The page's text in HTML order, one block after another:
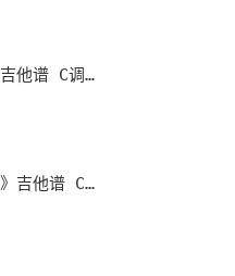
邓紫棋《桃花诺》吉他谱 C调指法弹唱谱
李佳薇《甲乙丙丁》吉他谱 C调指法弹唱谱